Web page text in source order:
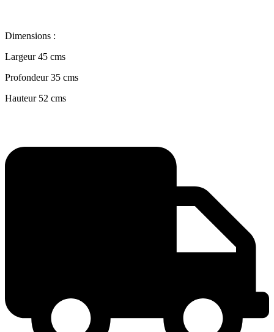
Dimensions :
Largeur 45 cms
Profondeur 35 cms
Hauteur 52 cms